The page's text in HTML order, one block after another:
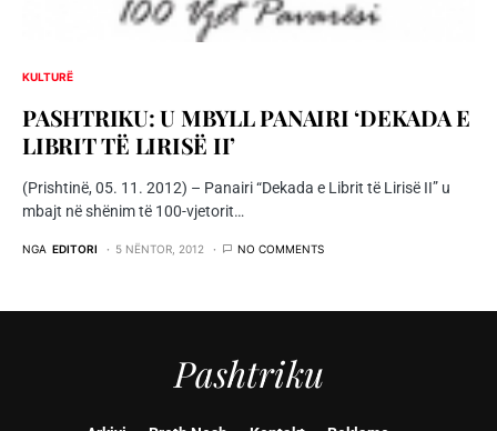
KULTURË
PASHTRIKU: U MBYLL PANAIRI ‘DEKADA E
LIBRIT TË LIRISË II’
(Prishtinë, 05. 11. 2012) – Panairi “Dekada e Librit të Lirisë II” u
mbajt në shënim të 100-vjetorit…
NGA EDITORI 5 NËNTOR, 2012 NO COMMENTS
Pashtriku